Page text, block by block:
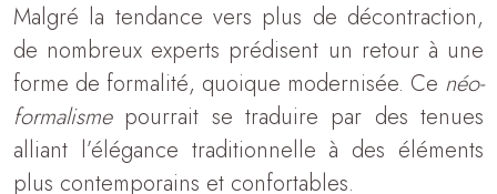
Malgré la tendance vers plus de décontraction,
de nombreux experts prédisent un retour à une
forme de formalité, quoique modernisée. Ce néo-
formalisme pourrait se traduire par des tenues
alliant l’élégance traditionnelle à des éléments
plus contemporains et confortables.